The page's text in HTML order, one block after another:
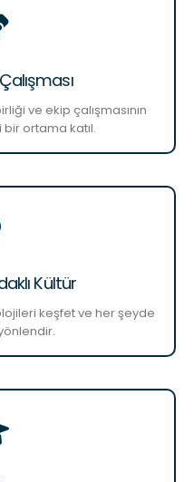
ve ekip çalışmasının
ortama katıl.
Kültür
keşfet ve her şeyde